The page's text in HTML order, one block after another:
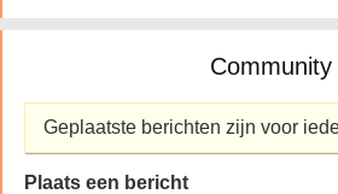
Community
Geplaatste berichten zijn voor
Plaats een bericht